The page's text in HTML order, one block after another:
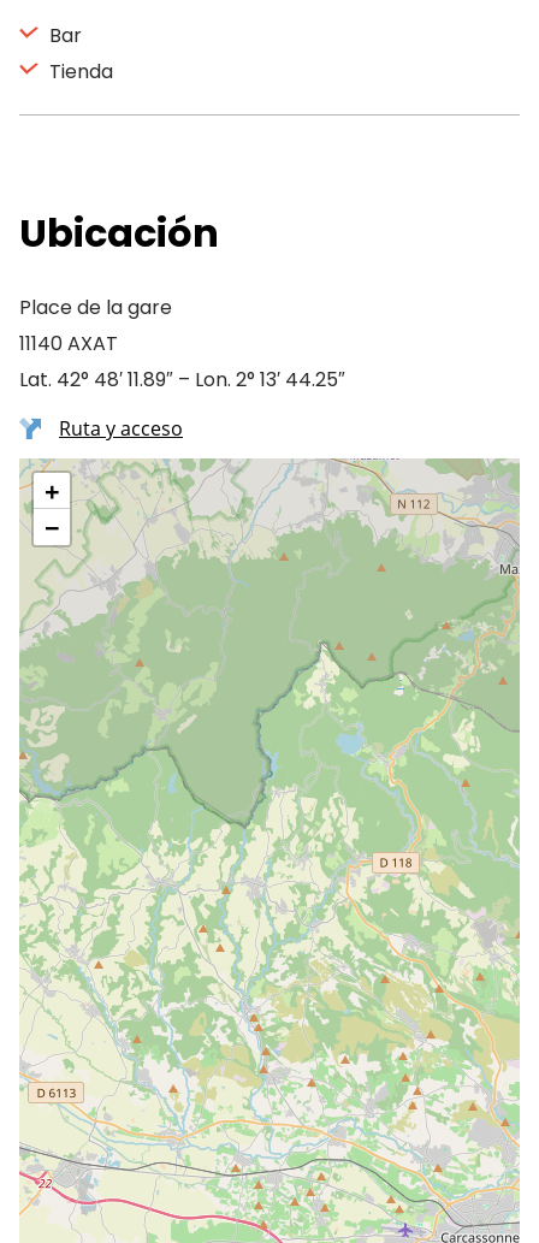
Bar
Tienda
Ubicación
Place de la gare
11140 AXAT
Lat. 42° 48′ 11.89″ – Lon. 2° 13′ 44.25″
Ruta y acceso
+
−